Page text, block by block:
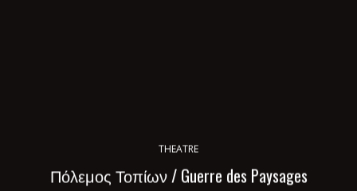
THEATRE
Πόλεμος Τοπίων / Guerre des Paysages